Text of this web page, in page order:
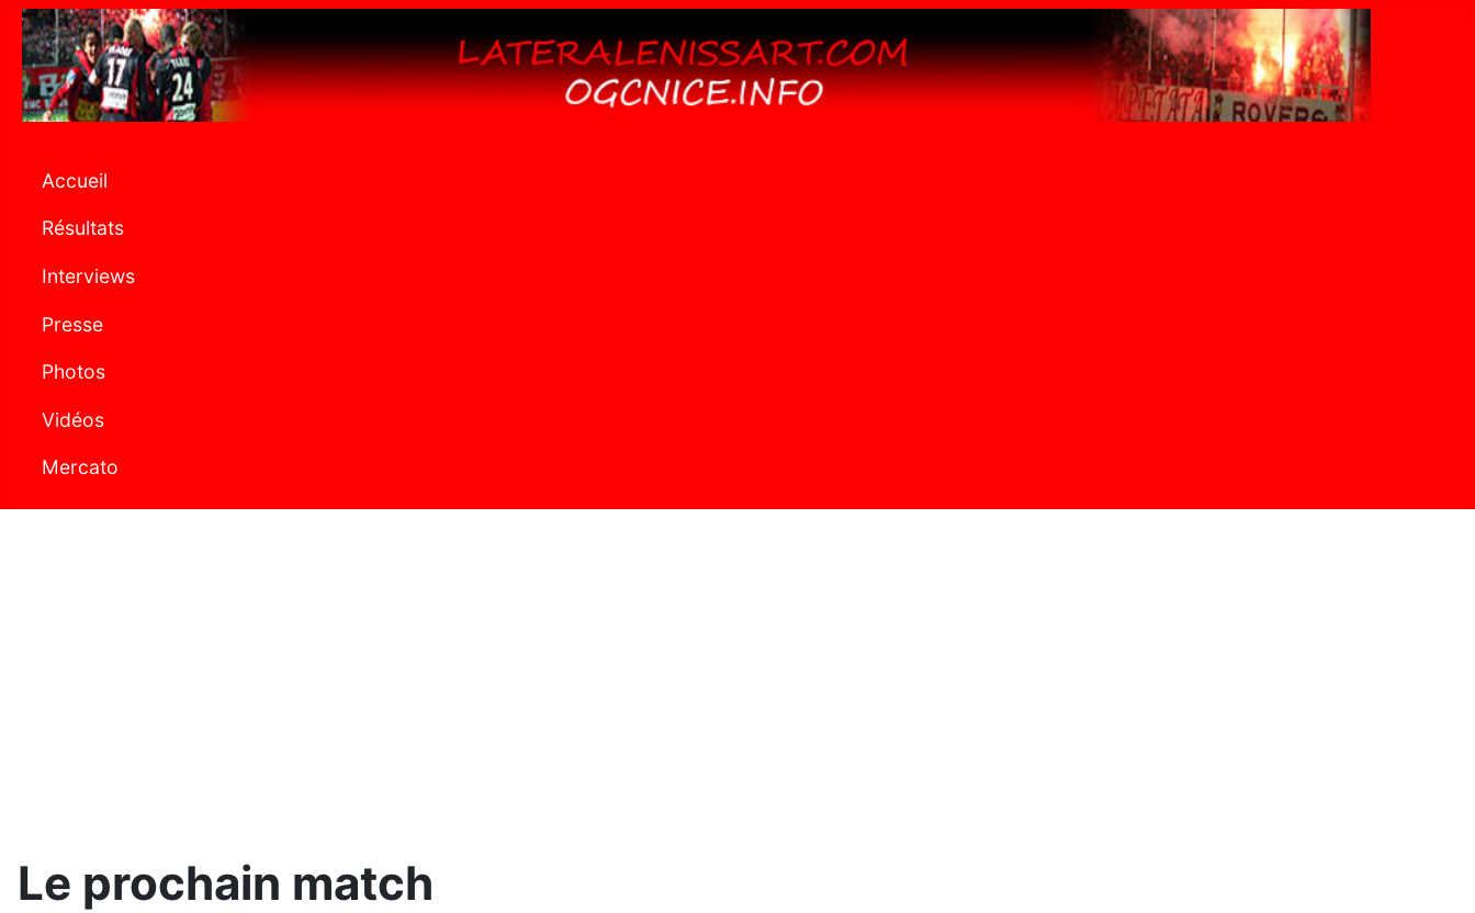
Accueil
Résultats
Interviews
Presse
Photos
Vidéos
Mercato
Le prochain match